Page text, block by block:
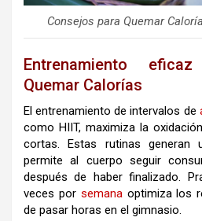
Consejos para Quemar
Entrenamiento
Quemar Calorías
El entrenamiento de intervalos de
como HIIT, maximiza la
cortas. Estas rutinas generan
permite al cuerpo seguir
después de haber finalizado.
veces por semanaoptimiza los
de pasar horas en el gimnasio.